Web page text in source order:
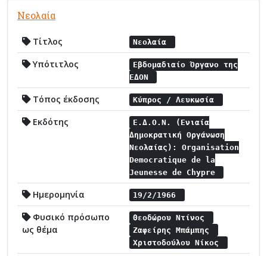
Νεολαία
Τίτλος Νεολαία
Υπότιτλος
Εβδομαδιαίο Όργανο της
ΕΔΟΝ
Τόπος έκδοσης Κύπρος / Λευκωσία
Εκδότης
Ε.Δ.Ο.Ν. (Ενιαία
Δημοκρατική Οργάνωση
Νεολαίας): Organisation
Democratique de la
Jeunesse de Chypre
Ημερομηνία 19/2/1966
Φυσικό πρόσωπο
ως θέμα
Θεοδώρου Ντίνος
Ζαφείρης Μπάμπης
Χριστοδούλου Νίκος